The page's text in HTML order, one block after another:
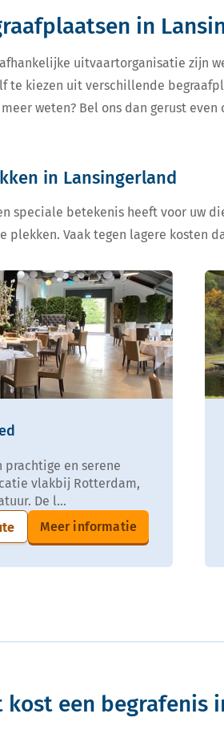
in
uitvaartorganisatie zijn
te kiezen uit verschillende
weten? Bel ons dan gerust even
in Lansingerland
speciale betekenis heeft voor uw
plekken. Vaak tegen lagere kosten
en serene
vlakbij Rotterdam,
De l...
Meer informatie
kost een begrafenis